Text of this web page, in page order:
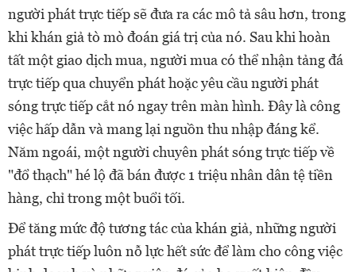
người phát trực tiếp sẽ đưa ra các mô tả sâu hơn, trong
khi khán giả tò mò đoán giá trị của nó. Sau khi hoàn
tất một giao dịch mua, người mua có thể nhận tảng đá
trực tiếp qua chuyển phát hoặc yêu cầu người phát
sóng trực tiếp cắt nó ngay trên màn hình. Đây là công
việc hấp dẫn và mang lại nguồn thu nhập đáng kể.
Năm ngoái, một người chuyên phát sóng trực tiếp về
"đổ thạch" hé lộ đã bán được 1 triệu nhân dân tệ tiền
hàng, chỉ trong một buổi tối.
Để tăng mức độ tương tác của khán giả, những người
phát trực tiếp luôn nỗ lực hết sức để làm cho công việc